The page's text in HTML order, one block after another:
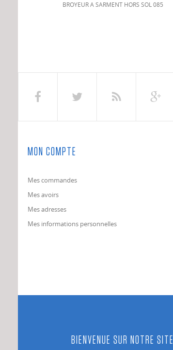
BROYEUR A SARMENT HORS SOL 085
MON COMPTE
Mes commandes
Mes avoirs
Mes adresses
Mes informations personnelles
BIENVENUE SUR NOTRE SITE